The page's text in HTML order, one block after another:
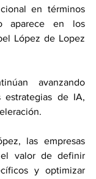
en términos
aparece en los
López de Lopez
avanzando
estrategias de IA,
las empresas
el valor de definir
y optimizar